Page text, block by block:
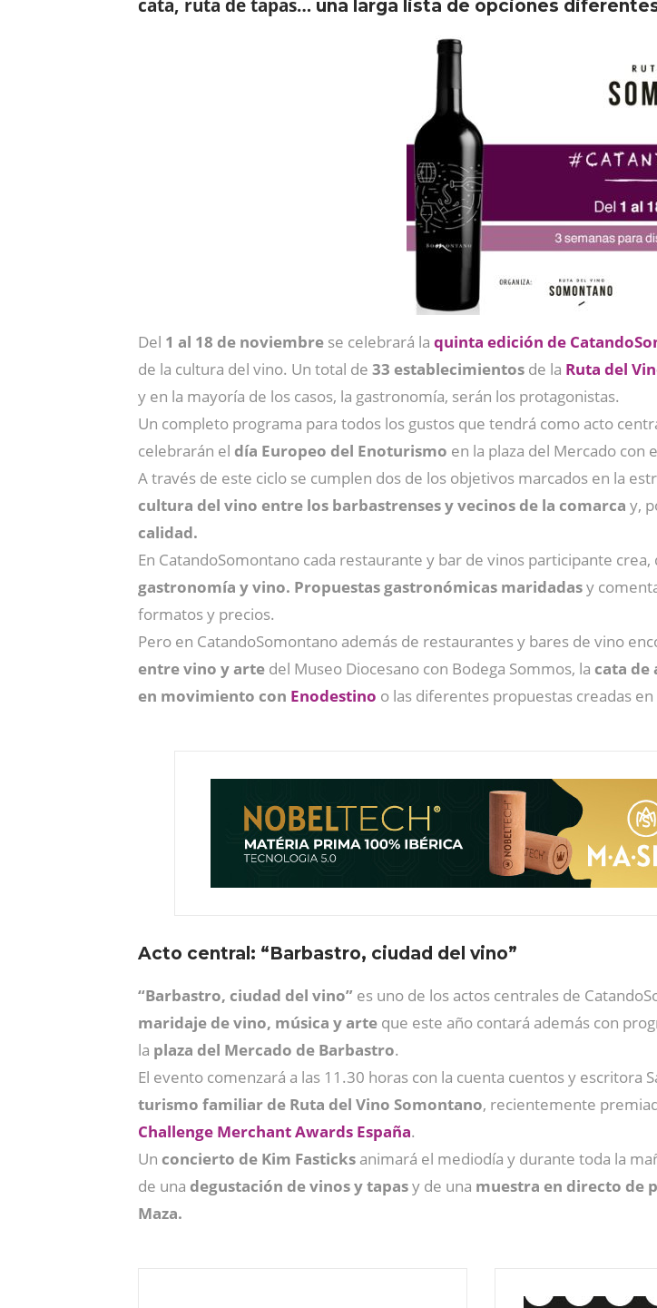
cata, ruta de tapas… una larga lista de opciones
Del 1 al 18 de noviembre se celebrará la quinta edición de
de la cultura del vino. Un total de 33 establecimientos de la Ruta del
y en la mayoría de los casos, la gastronomía, serán los protagonistas.
Un completo programa para todos los gustos que tendrá como acto
celebrarán el día Europeo del Enoturismo en la plaza del Mercado con
A través de este ciclo se cumplen dos de los objetivos marcados en la
cultura del vino entre los barbastrenses y vecinos de la comarca y,
calidad.
En CatandoSomontano cada restaurante y bar de vinos participante
gastronomía y vino. Propuestas gastronómicas maridadasy
formatos y precios.
Pero en CatandoSomontano además de restaurantes y bares de vino
entre vino y arte del Museo Diocesano con Bodega Sommos, la cata de
en movimiento con Enodestino o las diferentes propuestas creadas
Acto central: “Barbastro, ciudad del vino”
“Barbastro, ciudad del vino” es uno de los actos centrales de
maridaje de vino, música y arte que este año contará además con
la plaza del Mercado de Barbastro.
El evento comenzará a las 11.30 horas con la cuenta cuentos y escritora
turismo familiar de Ruta del Vino Somontano, recientemente
Challenge Merchant Awards España.
Un concierto de Kim Fasticks animará el mediodía y durante toda la
de una degustación de vinos y tapasy de una muestra en directo de
Maza.